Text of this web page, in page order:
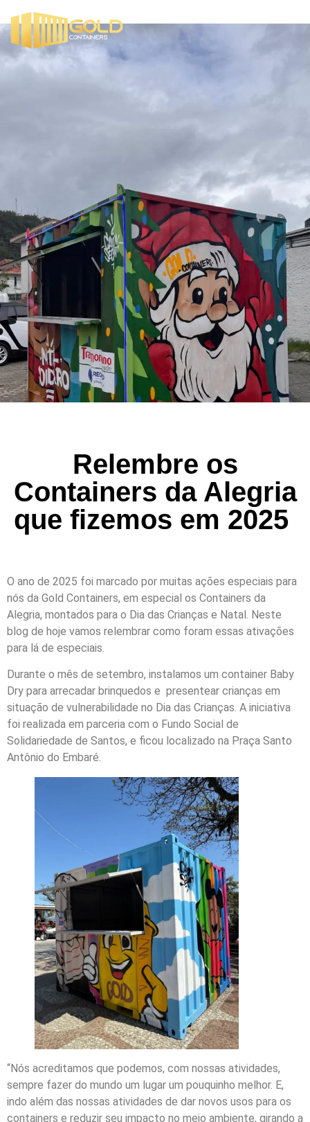
Relembre os
Containers da Alegria
que fizemos em 2025
O ano de 2025 foi marcado por muitas ações especiais para
nós da Gold Containers, em especial os Containers da
Alegria, montados para o Dia das Crianças e Natal. Neste
blog de hoje vamos relembrar como foram essas ativações
para lá de especiais.
Durante o mês de setembro, instalamos um container Baby
Dry para arrecadar brinquedos e presentear crianças em
situação de vulnerabilidade no Dia das Crianças. A iniciativa
foi realizada em parceria com o Fundo Social de
Solidariedade de Santos, e ficou localizado na Praça Santo
Antônio do Embaré.
“Nós acreditamos que podemos, com nossas atividades,
sempre fazer do mundo um lugar um pouquinho melhor. E,
indo além das nossas atividades de dar novos usos para os
containers e reduzir seu impacto no meio ambiente, girando a